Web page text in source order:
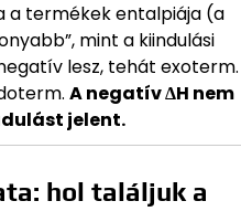
a termékek entalpiája (a
mint a kiindulási
lesz, tehát exoterm.
A negatív ΔH nem
jelent.
hol találjuk a